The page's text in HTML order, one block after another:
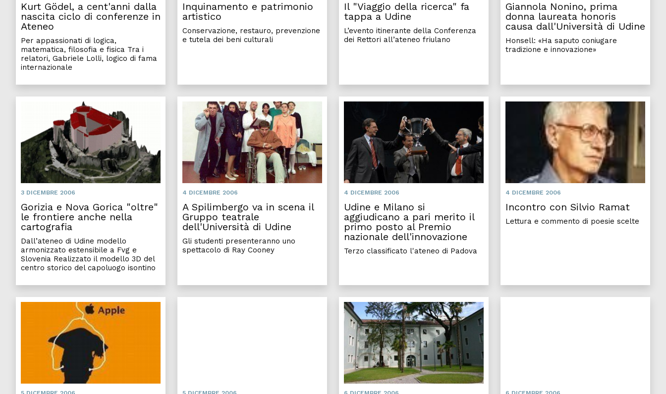
Kurt Gödel, a cent'anni dalla
nascita ciclo di conferenze in
Ateneo
Per appassionati di logica,
matematica, filosofia e fisica Tra i
relatori, Gabriele Lolli, logico di fama
internazionale
Inquinamento e patrimonio
artistico
Conservazione, restauro, prevenzione
e tutela dei beni culturali
Il "Viaggio della ricerca" fa
tappa a Udine
L’evento itinerante della Conferenza
dei Rettori all’ateneo friulano
Giannola Nonino, prima
donna laureata honoris
causa dall'Università di Udine
Honsell: «Ha saputo coniugare
tradizione e innovazione»
3 DICEMBRE 2006
Gorizia e Nova Gorica "oltre"
le frontiere anche nella
cartografia
Dall’ateneo di Udine modello
armonizzato estensibile a Fvg e
Slovenia Realizzato il modello 3D del
centro storico del capoluogo isontino
4 DICEMBRE 2006
A Spilimbergo va in scena il
Gruppo teatrale
dell'Università di Udine
Gli studenti presenteranno uno
spettacolo di Ray Cooney
4 DICEMBRE 2006
Udine e Milano si
aggiudicano a pari merito il
primo posto al Premio
nazionale dell'innovazione
Terzo classificato l'ateneo di Padova
4 DICEMBRE 2006
Incontro con Silvio Ramat
Lettura e commento di poesie scelte